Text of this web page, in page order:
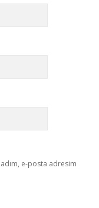
e-posta adresim